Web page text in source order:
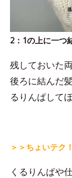
2：1の上に一つ
残しておいた
後ろに結んだ
るりんぱして
＞＞ちょいテク！
くるりんぱや